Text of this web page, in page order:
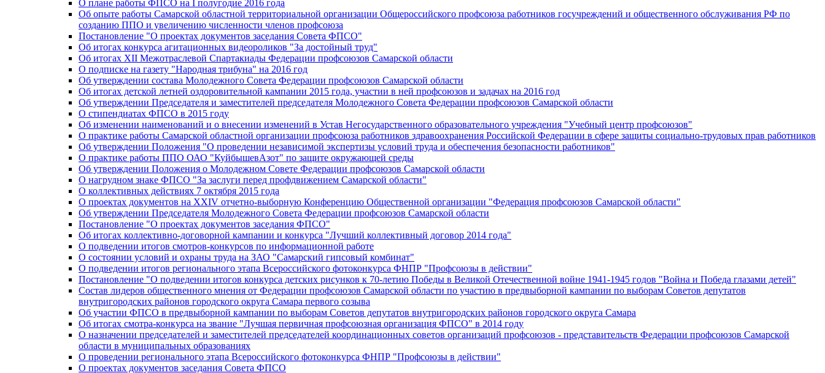
О плане работы ФПСО на I полугодие 2016 года
Об опыте работы Самарской областной территориальной организации Общероссийского профсоюза работников госучреждений и общественного обслуживания РФ по
созданию ППО и увеличению численности членов профсоюза
Постановление "О проектах документов заседания Совета ФПСО"
Об итогах конкурса агитационных видеороликов "За достойный труд"
Об итогах XII Межотраслевой Спартакиады Федерации профсоюзов Самарской области
О подписке на газету "Народная трибуна" на 2016 год
Об утверждении состава Молодежного Совета Федерации профсоюзов Самарской области
Об итогах детской летней оздоровительной кампании 2015 года, участии в ней профсоюзов и задачах на 2016 год
Об утверждении Председателя и заместителей председателя Молодежного Совета Федерации профсоюзов Самарской области
О стипендиатах ФПСО в 2015 году
Об изменении наименований и о внесении изменений в Устав Негосударственного образовательного учреждения "Учебный центр профсоюзов"
О практике работы Самарской областной организации профсоюза работников здравоохранения Российской Федерации в сфере защиты социально-трудовых прав работников
Об утверждении Положения "О проведении независимой экспертизы условий труда и обеспечения безопасности работников"
О практике работы ППО ОАО "КуйбышевАзот" по защите окружающей среды
Об утверждении Положения о Молодежном Совете Федерации профсоюзов Самарской области
О нагрудном знаке ФПСО "За заслуги перед профдвижением Самарской области"
О коллективных действиях 7 октября 2015 года
О проектах документов на XXIV отчетно-выборную Конференцию Общественной организации "Федерация профсоюзов Самарской области"
Об утверждении Председателя Молодежного Совета Федерации профсоюзов Самарской области
Постановление "О проектах документов заседания ФПСО"
Об итогах коллективно-договорной кампании и конкурса "Лучший коллективный договор 2014 года"
О подведении итогов смотров-конкурсов по информационной работе
О состоянии условий и охраны труда на ЗАО "Самарский гипсовый комбинат"
О подведении итогов регионального этапа Всероссийского фотоконкурса ФНПР "Профсоюзы в действии"
Постановление "О подведении итогов конкурса детских рисунков к 70-летию Победы в Великой Отечественной войне 1941-1945 годов "Война и Победа глазами детей"
Состав лидеров общественного мнения от Федерации профсоюзов Самарской области по участию в предвыборной кампании по выборам Советов депутатов
внутригородских районов городского округа Самара первого созыва
Об участии ФПСО в предвыборной кампании по выборам Советов депутатов внутригородских районов городского округа Самара
Об итогах смотра-конкурса на звание "Лучшая первичная профсоюзная организация ФПСО" в 2014 году
О назначении председателей и заместителей председателей координационных советов организаций профсоюзов - представительств Федерации профсоюзов Самарской
области в муниципальных образованиях
О проведении регионального этапа Всероссийского фотоконкурса ФНПР "Профсоюзы в действии"
О проектах документов заседания Совета ФПСО